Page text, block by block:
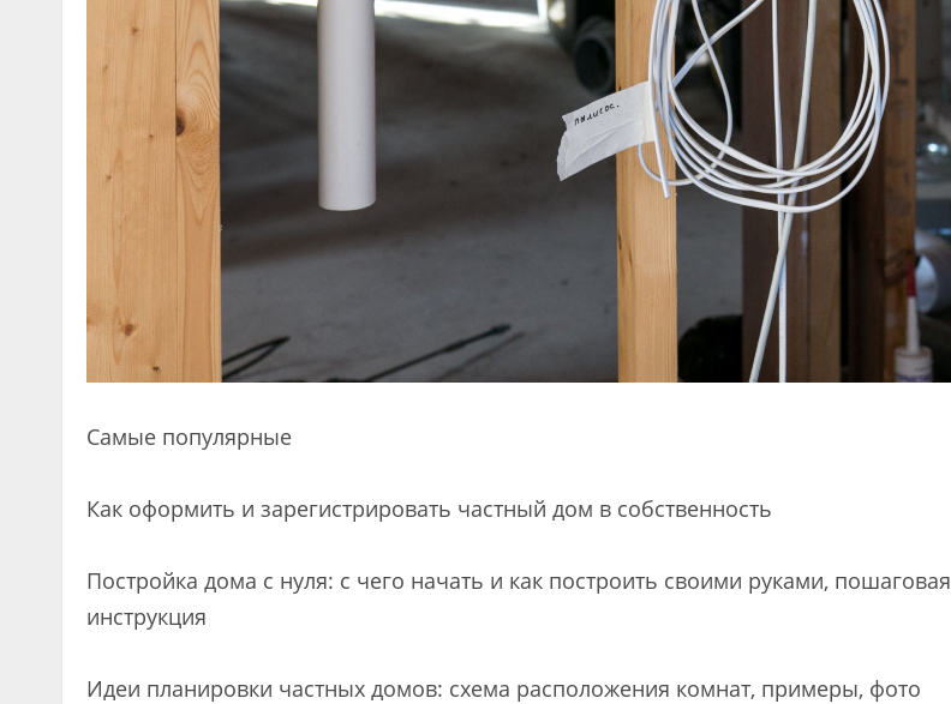
Самые популярные
Как оформить и зарегистрировать частный дом в собственность
Постройка дома с нуля: с чего начать и как построить своими руками, пошаговая
инструкция
Идеи планировки частных домов: схема расположения комнат, примеры, фото